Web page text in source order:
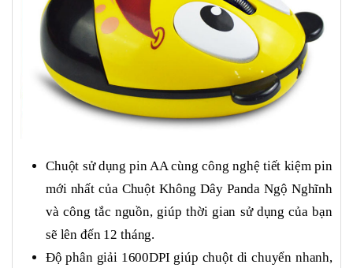
Chuột sử dụng pin AA cùng công nghệ tiết kiệm pin
mới nhất của Chuột Không Dây Panda Ngộ Nghĩnh
và công tắc nguồn, giúp thời gian sử dụng của bạn
sẽ lên đến 12 tháng.
Độ phân giải 1600DPI giúp chuột di chuyển nhanh,